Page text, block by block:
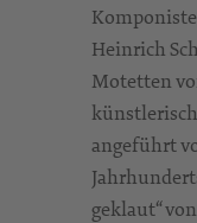
Heinrich
Motetten
angeführt
geklaut“